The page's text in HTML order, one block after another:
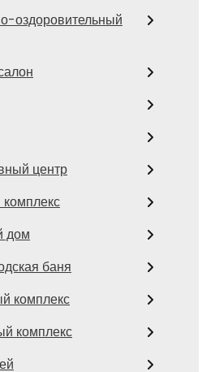
оздоровительный
центр
дом
баня
комплекс
комплекс